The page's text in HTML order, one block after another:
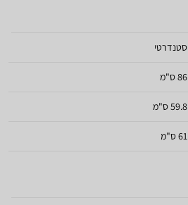
סטנדרטי
86 ס"מ
59.8 ס"מ
61 ס"מ